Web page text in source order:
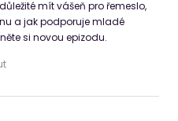
mít vášeň pro řemeslo,
a jak podporuje mladé
si novou epizodu.